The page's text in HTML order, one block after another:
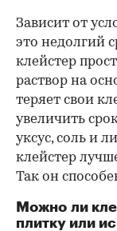
Зависит от
это недолгий
клейстер
раствор на
теряет свои
увеличить
уксус, соль и
клейстер
Так он
Можно ли
плитку или